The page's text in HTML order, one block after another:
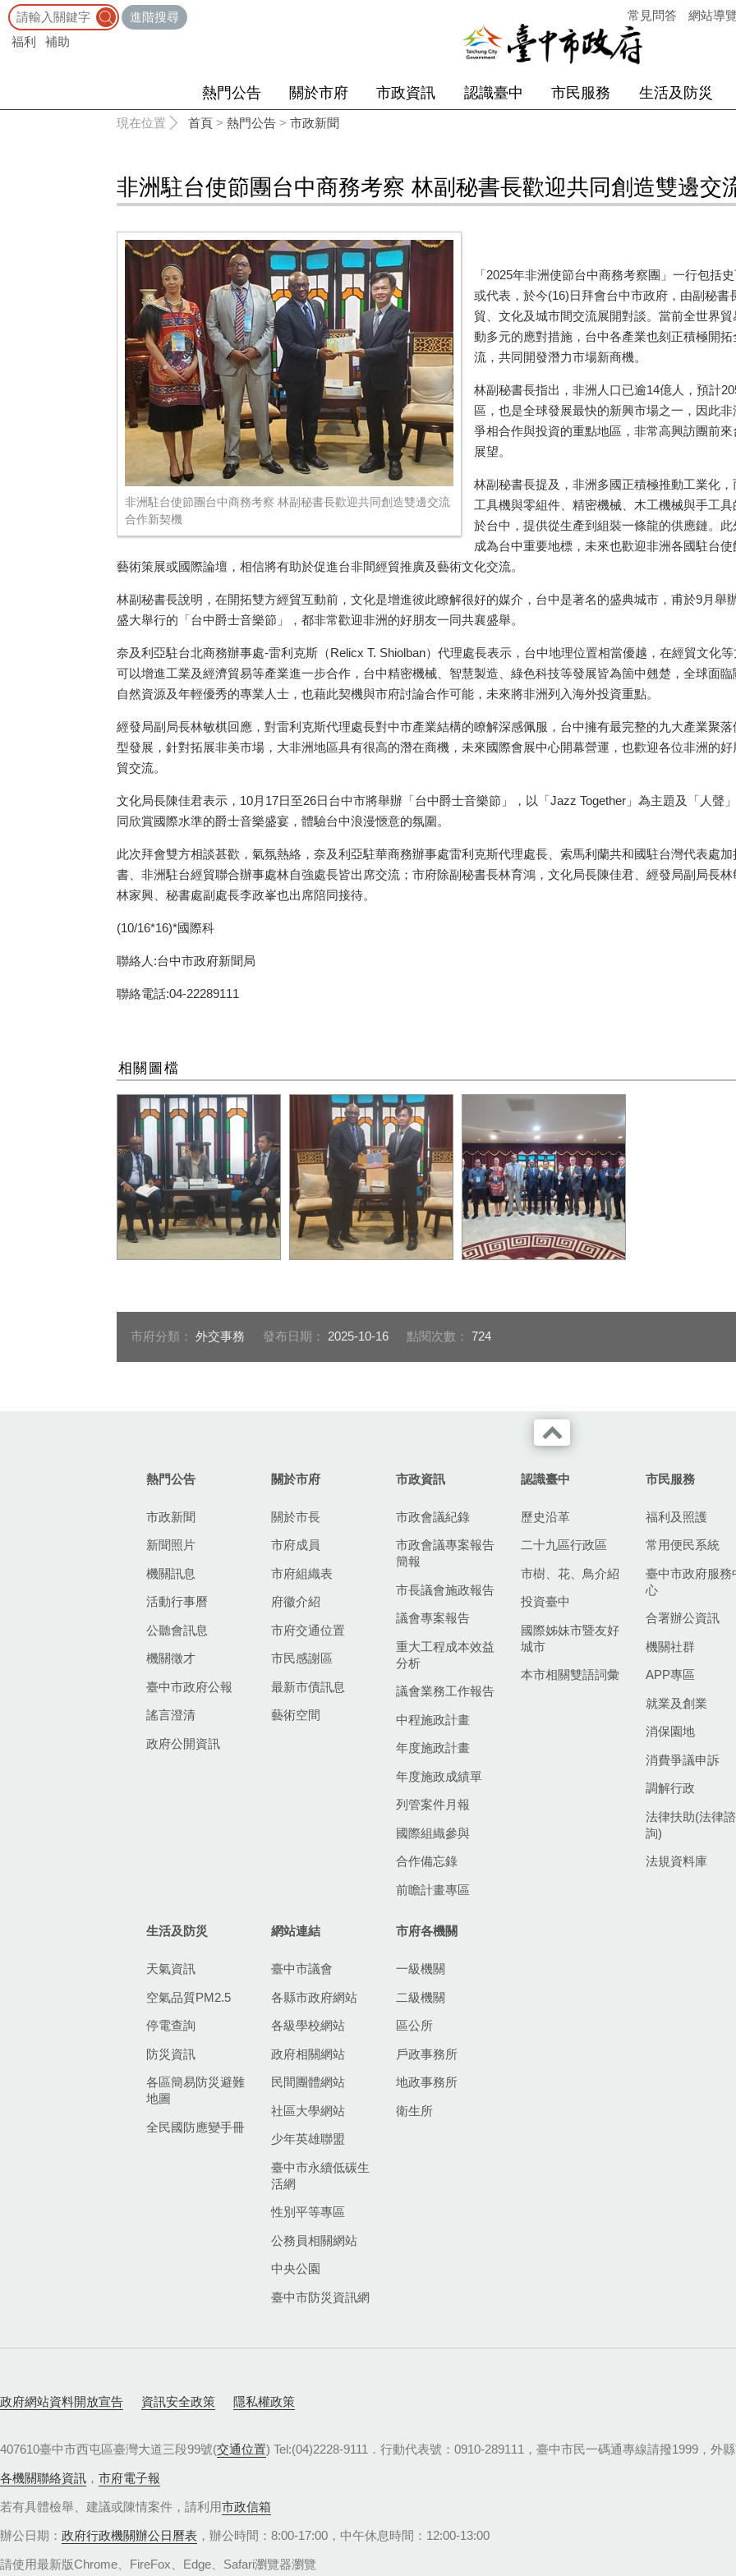
進階搜尋
福利
補助
常見問答 網站導
熱門公告 關於市府 市政資訊 認識臺中 市民服務 生活及防災
現在位置 首頁 > 熱門公告 > 市政新聞
非洲駐台使節團台中商務考察 林副秘書長歡迎共同創造雙邊
非洲駐台使節團台中商務考察 林副秘書長歡迎共同創造雙邊交流
合作新契機
「2025年非洲使節台中商務考察團」一行包括
或代表，於今(16)日拜會台中市政府，由副秘
貿、文化及城市間交流展開對談。當前全世界
動多元的應對措施，台中各產業也刻正積極開
流，共同開發潛力市場新商機。
林副秘書長指出，非洲人口已逾14億人，預計
區，也是全球發展最快的新興市場之一，因此
爭相合作與投資的重點地區，非常高興訪團前
展望。
林副秘書長提及，非洲多國正積極推動工業化
工具機與零組件、精密機械、木工機械與手工
於台中，提供從生產到組裝一條龍的供應鏈。
成為台中重要地標，未來也歡迎非洲各國駐台
藝術策展或國際論壇，相信將有助於促進台非間經貿推廣及藝術文化交流。
林副秘書長說明，在開拓雙方經貿互動前，文化是增進彼此瞭解很好的媒介，台中是著名的盛典城市，甫於9月舉
盛大舉行的「台中爵士音樂節」，都非常歡迎非洲的好朋友一同共襄盛舉。
奈及利亞駐台北商務辦事處-雷利克斯（Relicx T. Shiolban）代理處長表示，台中地理位置相當優越，在經貿文化
可以增進工業及經濟貿易等產業進一步合作，台中精密機械、智慧製造、綠色科技等發展皆為箇中翹楚，全球面
自然資源及年輕優秀的專業人士，也藉此契機與市府討論合作可能，未來將非洲列入海外投資重點。
經發局副局長林敏棋回應，對雷利克斯代理處長對中市產業結構的瞭解深感佩服，台中擁有最完整的九大產業聚
型發展，針對拓展非美市場，大非洲地區具有很高的潛在商機，未來國際會展中心開幕營運，也歡迎各位非洲的
貿交流。
文化局長陳佳君表示， 10月 17日至26日台中市將舉辦「台中爵士音樂節」，以「Jazz Together 」為主題及「人聲
同欣賞國際水準的爵士音樂盛宴，體驗台中浪漫愜意的氛圍。
此次拜會雙方相談甚歡，氣氛熱絡，奈及利亞駐華商務辦事處雷利克斯代理處長、索馬利蘭共和國駐台灣代表處
書、非洲駐台經貿聯合辦事處林自強處長皆出席交流；市府除副秘書長林育鴻，文化局長陳佳君、經發局副局長
林家興、秘書處副處長李政峯也出席陪同接待。
(10/16*16)*國際科
聯絡人:台中市政府新聞局
聯絡電話:04-22289111
相關圖檔
機被稱為工業之母，台中市
是台灣製造工具機與零組
件、精密機械、木工機械與
手工具的生產重鎮
尼、奈及利亞、索馬利蘭等
國家駐台使節或代表，於今
市府分類： 外交事務 發布日期： 2025-10-16 點閱次數： 724
熱門公告
市政新聞
新聞照片
機關訊息
活動行事曆
公聽會訊息
機關徵才
臺中市政府公報
謠言澄清
政府公開資訊
關於市府
關於市長
市府成員
市府組織表
府徽介紹
市府交通位置
市民感謝區
最新市債訊息
藝術空間
市政資訊
市政會議紀錄
市政會議專案報告
簡報
市長議會施政報告
議會專案報告
重大工程成本效益
分析
議會業務工作報告
中程施政計畫
年度施政計畫
年度施政成績單
列管案件月報
國際組織參與
合作備忘錄
前瞻計畫專區
認識臺中
歷史沿革
二十九區行政區
市樹、花、鳥介紹
投資臺中
國際姊妹市暨友好
城市
本市相關雙語詞彙
市民服務
福利及照護
常用便民系統
臺中市政府服務
心
合署辦公資訊
機關社群
APP專區
就業及創業
消保園地
消費爭議申訴
調解行政
法律扶助(法律諮
詢)
法規資料庫
生活及防災
天氣資訊
空氣品質PM2.5
停電查詢
防災資訊
各區簡易防災避難
地圖
全民國防應變手冊
網站連結
臺中市議會
各縣市政府網站
各級學校網站
政府相關網站
民間團體網站
社區大學網站
少年英雄聯盟
臺中市永續低碳生
活網
性別平等專區
公務員相關網站
中央公園
臺中市防災資訊網
市府各機關
一級機關
二級機關
區公所
戶政事務所
地政事務所
衛生所
政府網站資料開放宣告 資訊安全政策 隱私權政策
407610臺中市西屯區臺灣大道三段99號(交通位置) Tel:(04)2228-9111．行動代表號：0910-289111，臺中市民一碼通專線請撥1999，外
各機關聯絡資訊 ， 市府電子報
若有具體檢舉、建議或陳情案件，請利用市政信箱
辦公日期： 政府行政機關辦公日曆表 ，辦公時間：8:00-17:00，中午休息時間：12:00-13:00
請使用最新版Chrome、FireFox、Edge、Safari瀏覽器瀏覽